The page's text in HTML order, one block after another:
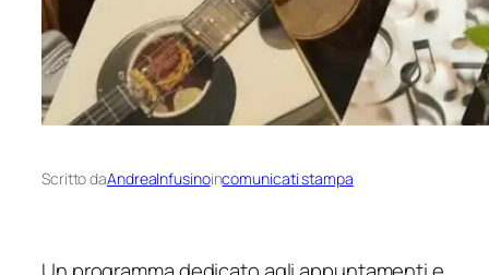
Scritto daAndreaInfusinoincomunicati stampa